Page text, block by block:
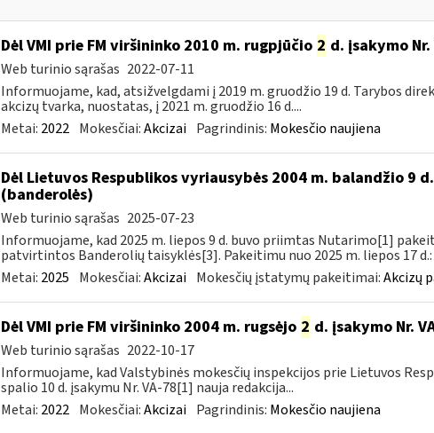
Dėl VMI prie FM viršininko 2010 m. rugpjūčio 2 d. įsakymo
Web turinio sąrašas 2022-07-11
Informuojame, kad, atsižvelgdami į 2019 m. gruodžio 19 d. Tarybos
akcizų tvarka, nuostatas, į 2021 m. gruodžio 16 d....
Metai: 2022 Mokesčiai:Akcizai Pagrindinis: Mokesčio naujiena
Dėl Lietuvos Respublikos vyriausybės 2004 m. balandžio 9
(banderolės)
Web turinio sąrašas 2025-07-23
Informuojame, kad 2025 m. liepos 9 d. buvo priimtas Nutarimo[1]
patvirtintos Banderolių taisyklės[3]. Pakeitimu nuo 2025 m. liepos 17 d.:
Metai: 2025 Mokesčiai:Akcizai Mokesčių įstatymų pakeitimai:Akcizų
Dėl VMI prie FM viršininko 2004 m. rugsėjo 2 d. įsakymo Nr.
Web turinio sąrašas 2022-10-17
Informuojame, kad Valstybinės mokesčių inspekcijos prie Lietuvos
spalio 10 d. įsakymu Nr. VA-78[1] nauja redakcija...
Metai: 2022 Mokesčiai:Akcizai Pagrindinis: Mokesčio naujiena